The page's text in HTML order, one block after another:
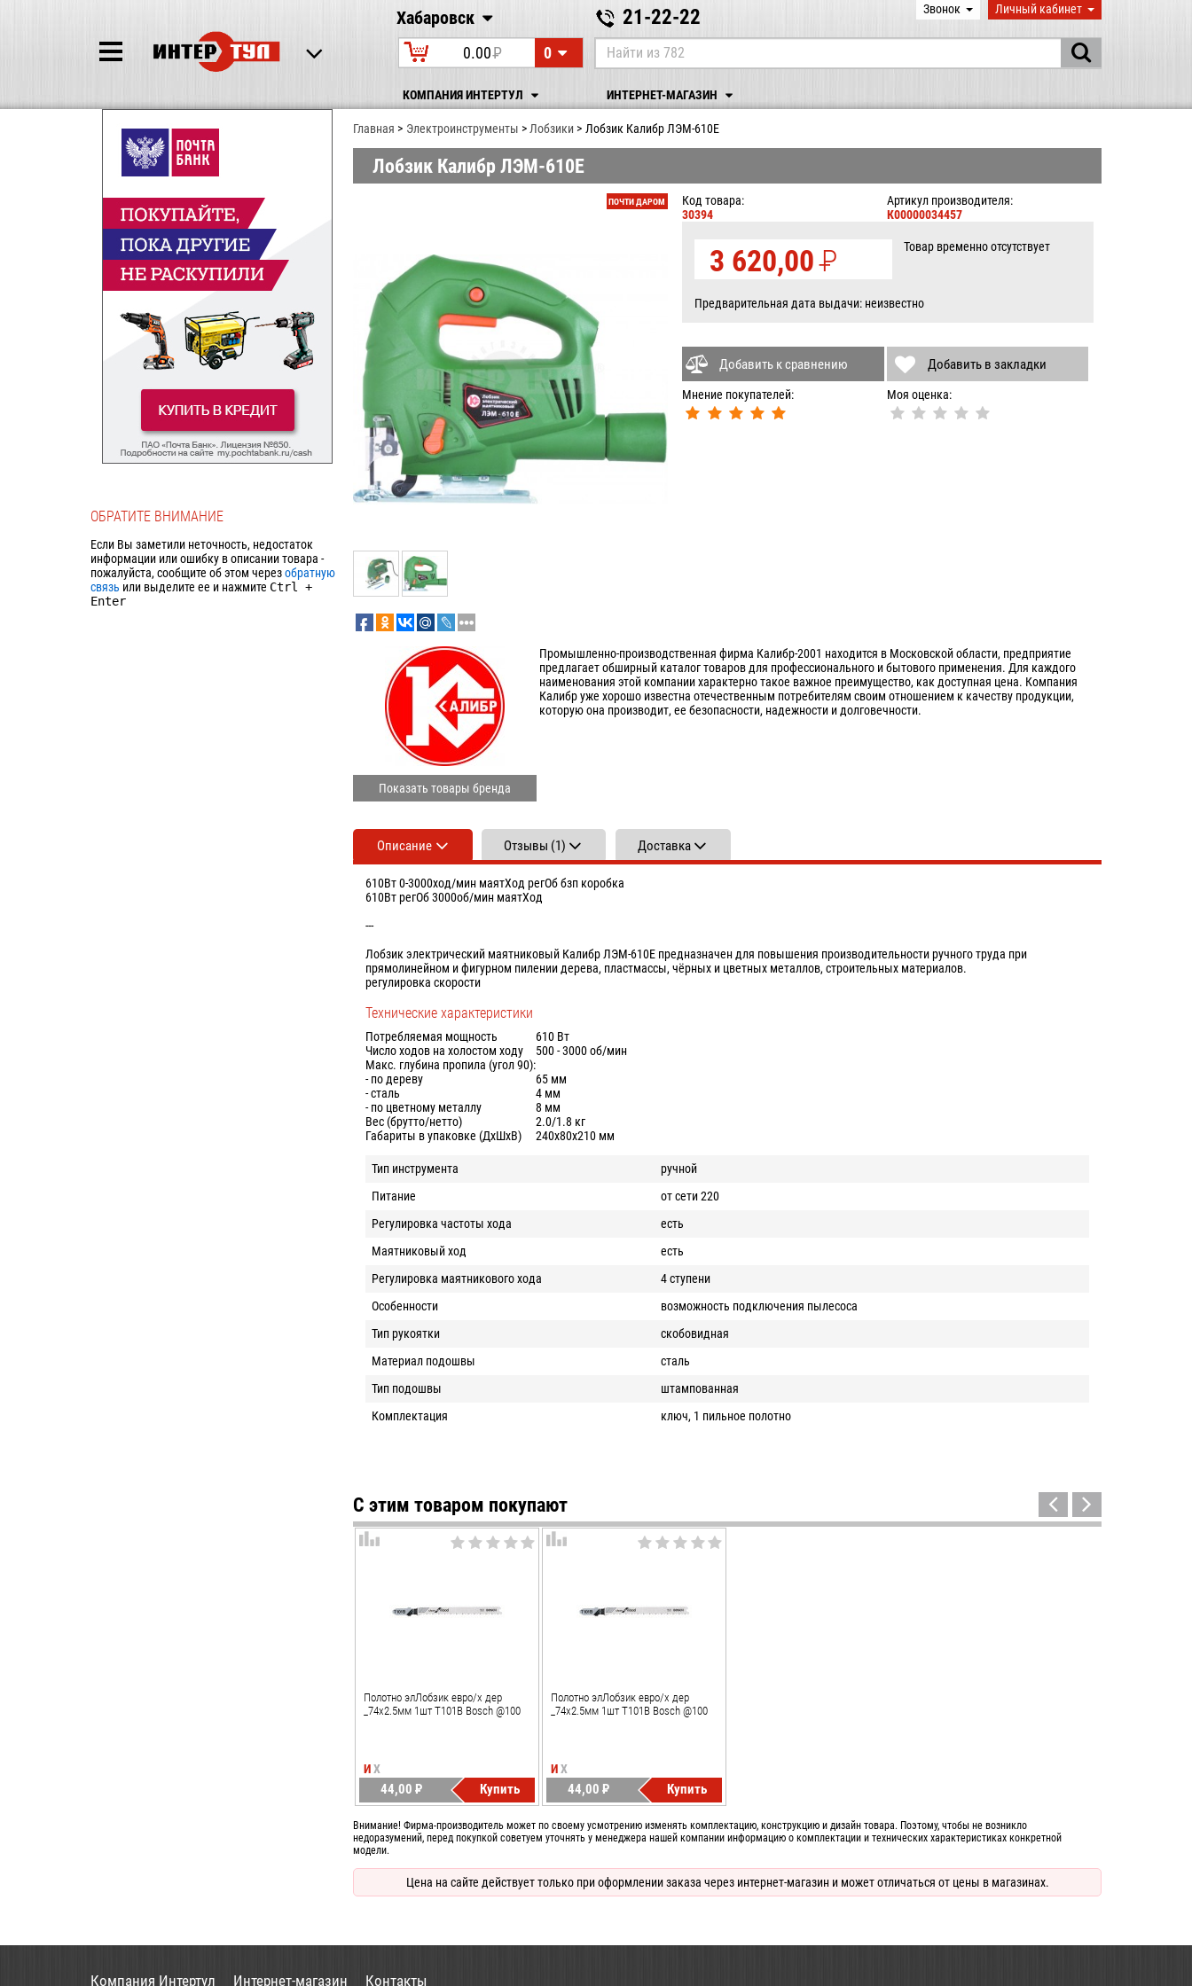
Хабаровск
Хабаровск
21-22-22 Звонок Личный кабинет
0.00P
0
КОМПАНИЯ ИНТЕРТУЛ ИНТЕРНЕТ-МАГАЗИН
Главная Электрoинcтрумeнты Лобзики Лобзик Калибр ЛЭМ-610Е
Лобзик Калибр ЛЭМ-610Е
ПОЧТИ ДАРОМ
Код товара:
30394
Артикул производителя:
К00000034457
3 620,00P
УБ.
Товар временно отсутствует
Предварительная дата выдачи: неизвестно
Добавить к сравнению Добавить в закладки
Мнение покупателей: Моя оценка:
Показать товары бренда
Промышленно-производственная фирма Калибр-2001 находится в Московской области, предприятие
предлагает обширный каталог товаров для профессионального и бытового применения. Для каждого
наименования этой компании характерно такое важное преимущество, как доступная цена. Компания
Калибр уже хорошо известна отечественным потребителям своим отношением к качеству продукции,
которую она производит, ее безопасности, надежности и долговечности.
Описание
610Вт 0-3000ход/мин маятХод регОб бзп коробка
610Вт регОб 3000об/мин маятХод
---
Лобзик электрический маятниковый Калибр ЛЭМ-610Е предназначен для повышения производительности ручного труда при
прямолинейном и фигурном пилении дерева, пластмассы, чёрных и цветных металлов, строительных материалов.
регулировка скорости
Технические характеристики
Потребляемая мощность
610 Вт
Число ходов на холостом ходу
500 - 3000 об/мин
Макс. глубина пропила (угол 90):
- по дереву
65 мм
- сталь
4 мм
- по цветному металлу
8 мм
Вес (брутто/нетто)
2.0/1.8 кг
Габариты в упаковке (ДхШхВ)
240х80х210 мм
Тип инструмента
ручной
Питание
от сети 220
Регулировка частоты хода
есть
Маятниковый ход
есть
Регулировка маятникового хода
4 ступени
Особенности
возможность подключения пылесоса
Тип рукоятки
скобовидная
Материал подошвы
сталь
Тип подошвы
штампованная
Комплектация
ключ, 1 пильное полотно
Отзывы (1) Доставка
С этим товаром покупают
Полотно элЛобзик евро/х дер
_74х2.5мм 1шт T101B Bosch @100
И Х
44,00P
УБ.
Купить
Полотно элЛобзик евро/х дер
_74х2.5мм 1шт T101B Bosch @100
И Х
44,00P
УБ.
Купить
Внимание! Фирма-производитель может по своему усмотрению изменять комплектацию, конструкцию и дизайн товара. Поэтому, чтобы не возникло
недоразумений, перед покупкой советуем уточнять у менеджера нашей компании информацию о комплектации и технических характеристиках конкретной
модели.
Цена на сайте действует только при оформлении заказа через интернет-магазин и может отличаться от цены в магазинах.
ОБРАТИТЕ ВНИМАНИЕ
Если Вы заметили неточность, недостаток
информации или ошибку в описании товара -
пожалуйста, сообщите об этом черезобратную
связь или выделите ее и нажмите Ctrl
+
Enter
Компания Интертул Интернет-магазин Контакты